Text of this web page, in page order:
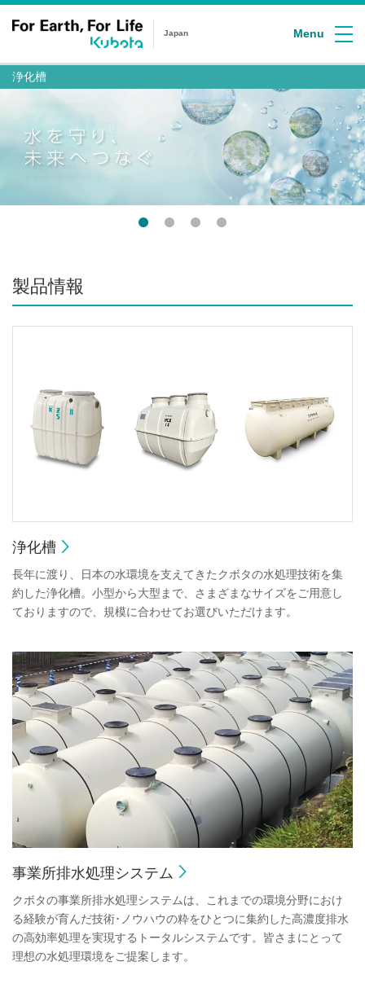
Japan Menu
浄化槽
製品情報
浄化槽
長年に渡り、日本の水環境を支えてきたクボタの水処理技術を集
約した浄化槽。小型から大型まで、さまざまなサイズをご用意し
ておりますので、規模に合わせてお選びいただけます。
事業所排水処理システム
クボタの事業所排水処理システムは、これまでの環境分野におけ
る経験が育んだ技術･ノウハウの粋をひとつに集約した高濃度排水
の高効率処理を実現するトータルシステムです。皆さまにとって
理想の水処理環境をご提案します。